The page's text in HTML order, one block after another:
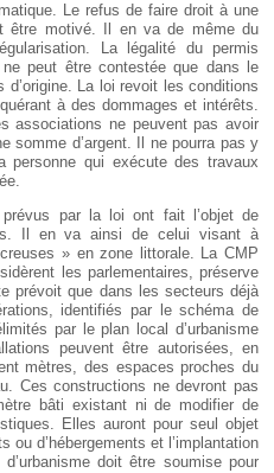
Le refus de faire droit à une
être motivé. Il en va de même du
La légalité du permis
peut être contestée que dans le
d’origine. La loi revoit les conditions
à des dommages et intérêts.
associations ne peuvent pas avoir
somme d’argent. Il ne pourra pas y
personne qui exécute des travaux
par la loi ont fait l’objet de
Il en va ainsi de celui visant à
» en zone littorale. La CMP
les parlementaires, préserve
prévoit que dans les secteurs déjà
identifiés par le schéma de
par le plan local d’urbanisme
peuvent être autorisées, en
mètres, des espaces proches du
Ces constructions ne devront pas
bâti existant ni de modifier de
Elles auront pour seul objet
ou d’hébergements et l’implantation
doit être soumise pour